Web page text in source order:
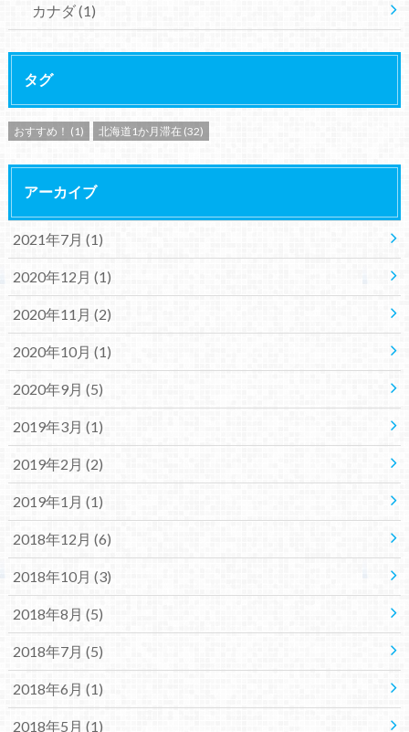
カナダ(1)
タグ
おすすめ！ (1) 北海道1か月滞在 (32)
アーカイブ
2021年7月 (1)
2020年12月 (1)
2020年11月 (2)
2020年10月 (1)
2020年9月 (5)
2019年3月 (1)
2019年2月 (2)
2019年1月 (1)
2018年12月 (6)
2018年10月 (3)
2018年8月 (5)
2018年7月 (5)
2018年6月 (1)
2018年5月 (1)